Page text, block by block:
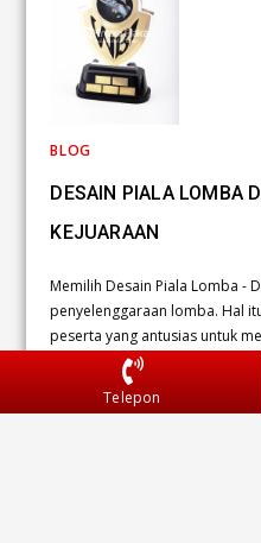
BLOG
DESAIN PIALA LOMBA
KEJUARAAN
Memilih Desain Piala Lomba -
penyelenggaraan lomba. Hal
peserta yang antusias untuk
tertarik untuk mengikuti lomba…
KOMENTAR
Telepon